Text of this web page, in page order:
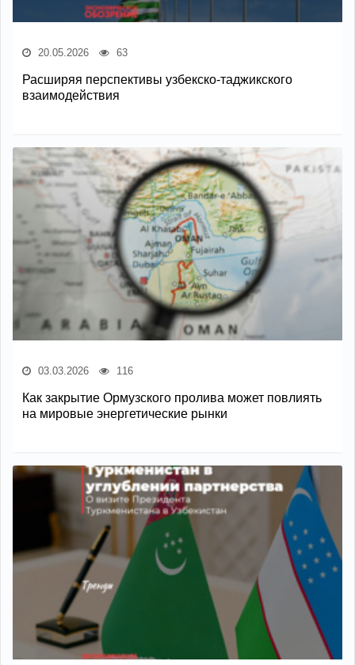
20.05.2026 63
Расширяя перспективы узбекско-таджикского
взаимодействия
03.03.2026 116
Как закрытие Ормузского пролива может повлиять
на мировые энергетические рынки